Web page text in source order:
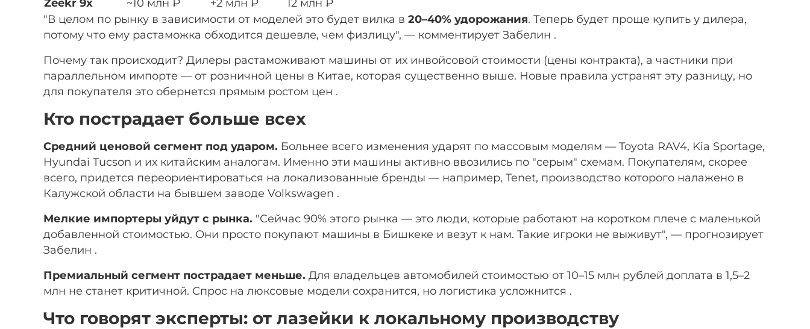
"В целом по рынку в зависимости от моделей это будет вилка в 20–40% удорожания. Теперь будет проще купить у дилера,
потому что ему растаможка обходится дешевле, чем физлицу", — комментирует Забелин .
Почему так происходит? Дилеры растаможивают машины от их инвойсовой стоимости (цены контракта), а частники при
параллельном импорте — от розничной цены в Китае, которая существенно выше. Новые правила устранят эту разницу, но
для покупателя это обернется прямым ростом цен .
Кто пострадает больше всех
Средний ценовой сегмент под ударом. Больнее всего изменения ударят по массовым моделям — Toyota RAV4, Kia Sportage,
Hyundai Tucson и их китайским аналогам. Именно эти машины активно ввозились по "серым" схемам. Покупателям, скорее
всего, придется переориентироваться на локализованные бренды — например, Tenet, производство которого налажено в
Калужской области на бывшем заводе Volkswagen .
Мелкие импортеры уйдут с рынка. "Сейчас 90% этого рынка — это люди, которые работают на коротком плече с маленькой
добавленной стоимостью. Они просто покупают машины в Бишкеке и везут к нам. Такие игроки не выживут", — прогнозирует
Забелин .
Премиальный сегмент пострадает меньше. Для владельцев автомобилей стоимостью от 10–15 млн рублей доплата в 1,5–2
млн не станет критичной. Спрос на люксовые модели сохранится, но логистика усложнится .
Что говорят эксперты: от лазейки к локальному производству